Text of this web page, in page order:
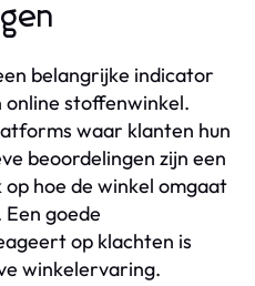
belangrijke indicator
stoffenwinkel.
waar klanten hun
beoordelingen zijn een
hoe de winkel omgaat
goede
op klachten is
winkelervaring.